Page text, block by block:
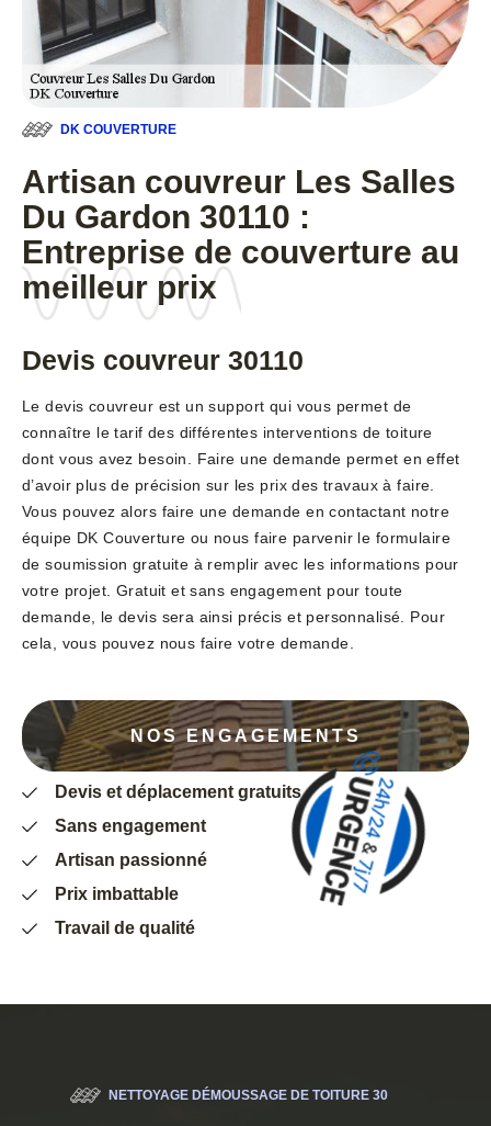
DK COUVERTURE
Artisan couvreur Les Salles
Du Gardon 30110 :
Entreprise de couverture au
meilleur prix
Devis couvreur 30110
Le devis couvreur est un support qui vous permet de
connaître le tarif des différentes interventions de toiture
dont vous avez besoin. Faire une demande permet en effet
d’avoir plus de précision sur les prix des travaux à faire.
Vous pouvez alors faire une demande en contactant notre
équipe DK Couverture ou nous faire parvenir le formulaire
de soumission gratuite à remplir avec les informations pour
votre projet. Gratuit et sans engagement pour toute
demande, le devis sera ainsi précis et personnalisé. Pour
cela, vous pouvez nous faire votre demande.
NOS ENGAGEMENTS
Devis et déplacement gratuits
Sans engagement
Artisan passionné
Prix imbattable
Travail de qualité
NETTOYAGE DÉMOUSSAGE DE TOITURE 30